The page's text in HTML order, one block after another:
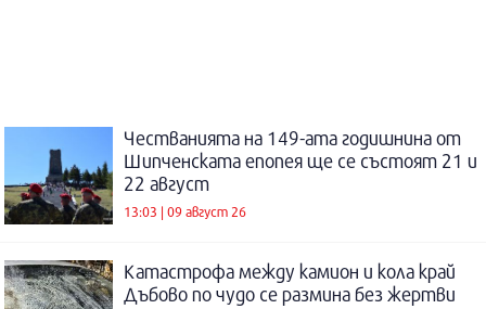
Честванията на 149-ата годишнина от
Шипченската епопея ще се състоят 21 и
22 август
13:03 | 09 август 26
Катастрофа между камион и кола край
Дъбово по чудо се размина без жертви